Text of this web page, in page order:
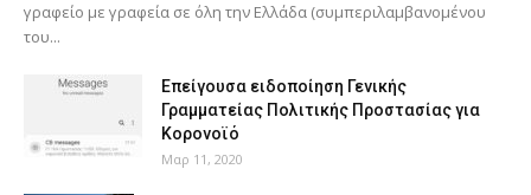
γραφείο με γραφεία σε όλη την Ελλάδα (συμπεριλαμβανομένου
του...
Επείγουσα ειδοποίηση Γενικής
Γραμματείας Πολιτικής Προστασίας για
Κορονοϊό
Μαρ 11, 2020